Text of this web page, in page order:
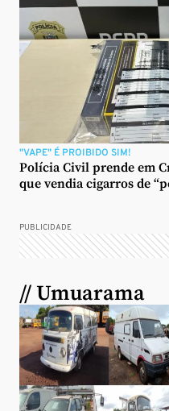
"VAPE" É PROIBIDO SIM!
Polícia Civil prende em
que vendia cigarros de
PUBLICIDADE
// Umuarama